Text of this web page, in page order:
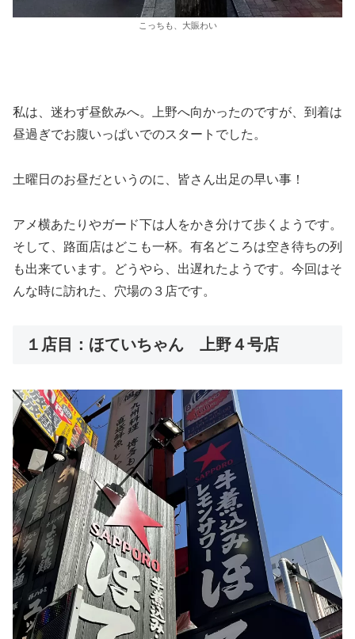
こっちも、大賑わい
私は、迷わず昼飲みへ。上野へ向かったのですが、到着は
昼過ぎでお腹いっぱいでのスタートでした。
土曜日のお昼だというのに、皆さん出足の早い事！
アメ横あたりやガード下は人をかき分けて歩くようです。
そして、路面店はどこも一杯。有名どころは空き待ちの列
も出来ています。どうやら、出遅れたようです。今回はそ
んな時に訪れた、穴場の３店です。
１店目：ほていちゃん 上野４号店